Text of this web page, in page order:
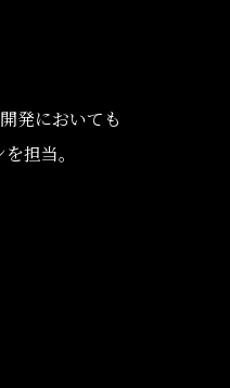
発においても
担当。